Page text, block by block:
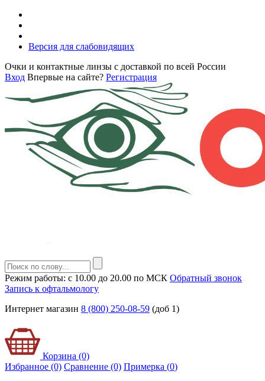
Версия для слабовидящих
Очки и контактные линзы с доставкой по всей России
Вход Впервые на сайте? Регистрация
Режим работы: с 10.00 до 20.00 по МСК Обратный звонок
Запись к офтальмологу
Интернет магазин 8 (800) 250-08-59 (доб 1)
Корзина (0)
Избранное (0) Сравнение (0) Примерка (0)